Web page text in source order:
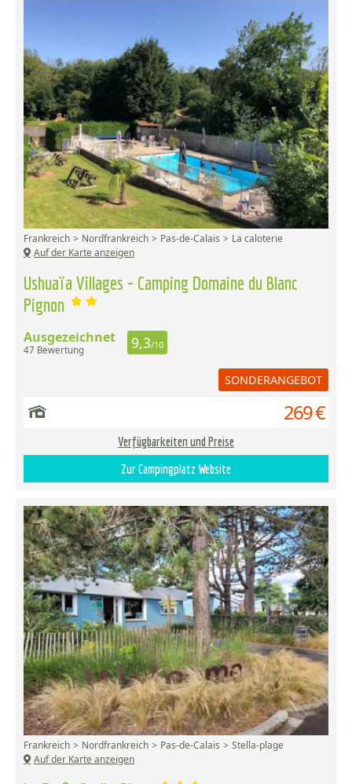
Ushuaïa Villages - Camping Domaine du Blanc
Pignon
Frankreich Nordfrankreich Pas-de-Calais
La caloterie
Auf der Karte anzeigen
Ausgezeichnet
47 Bewertung 9,3/10
SONDERANGEBOT
269 €
Verfügbarkeiten und Preise
Zur Campingplatz Website
Frankreich Nordfrankreich Pas-de-Calais
Stella-plage
Auf der Karte anzeigen